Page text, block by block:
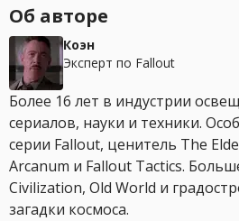
Об авторе
Коэн
Эксперт по Fallout
Более 16 лет в индустрии
сериалов, науки и техники.
серии Fallout, ценитель The
Arcanum и Fallout Tactics.
Civilization, Old World и
загадки космоса.